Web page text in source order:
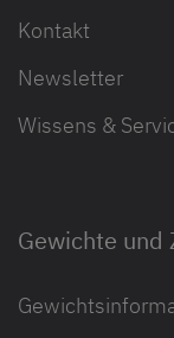
Kontakt
Newsletter
Wissens &
Gewichte und